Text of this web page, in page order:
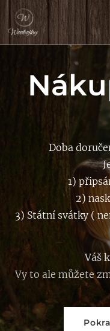
Doba
1)
2)
3) Státní svátky (
Váš
Vy to ale můžete